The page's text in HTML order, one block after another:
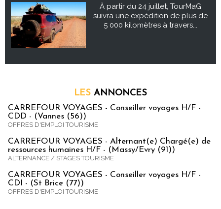
À partir du 24 juillet, TourMaG
suivra une expédition de plus de
5 000 kilomètres à travers...
LES ANNONCES
CARREFOUR VOYAGES - Conseiller voyages H/F -
CDD - (Vannes (56))
OFFRES D'EMPLOI TOURISME
CARREFOUR VOYAGES - Alternant(e) Chargé(e) de
ressources humaines H/F - (Massy/Evry (91))
ALTERNANCE / STAGES TOURISME
CARREFOUR VOYAGES - Conseiller voyages H/F -
CDI - (St Brice (77))
OFFRES D'EMPLOI TOURISME